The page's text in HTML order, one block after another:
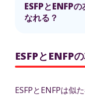
ESFPとENFP
なれる？
ESFPとENFP
ESFPとENFPは似